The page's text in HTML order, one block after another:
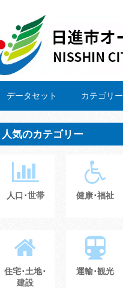
データセット カテゴリー
人気のカテゴリー
人口･世帯 健康･福祉
住宅･土地･
建設
運輸･観光